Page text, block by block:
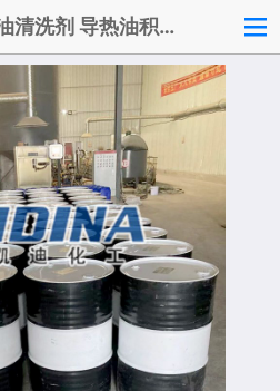
KD-L312导热油清洗剂 导热油积碳清洗剂